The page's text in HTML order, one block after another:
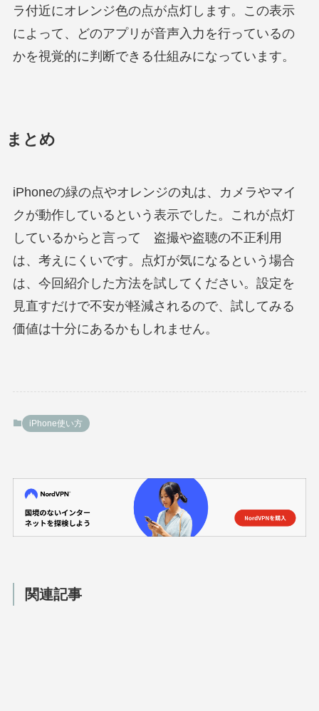
ラ付近にオレンジ色の点が点灯します。この表示
によって、どのアプリが音声入力を行っているの
かを視覚的に判断できる仕組みになっています。
まとめ
iPhoneの緑の点やオレンジの丸は、カメラやマイ
クが動作しているという表示でした。これが点灯
しているからと言って 盗撮や盗聴の不正利用
は、考えにくいです。点灯が気になるという場合
は、今回紹介した方法を試してください。設定を
見直すだけで不安が軽減されるので、試してみる
価値は十分にあるかもしれません。
iPhone使い方
関連記事